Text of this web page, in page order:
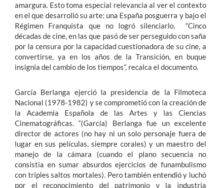
amargura. Esto toma especial relevancia al ver el contexto
en el que desarrolló su arte: una España posguerra y bajo el
Régimen Franquista que no logró silenciarlo. “Cinco
décadas de cine, en las que pasó de ser perseguido con saña
por la censura por la capacidad cuestionadora de su cine, a
convertirse, ya en los años de la Transición, en buque
insignia del cambio de los tiempos”, recalca el documento.
García Berlanga ejerció la presidencia de la Filmoteca
Nacional (1978-1982) y se comprometió con la creación de
la Academia Española de las Artes y las Ciencias
Cinematográficas. “(García) Berlanga fue un excelente
director de actores (no hay ni un solo personaje fuera de
lugar en sus películas, siempre corales) y un maestro del
manejo de la cámara (cuando el plano secuencia no
consistía en sumar absurdos ejercicios de funambulismo
con triples saltos mortales). Pero también entendió y luchó
por el reconocimiento del patrimonio y la industria